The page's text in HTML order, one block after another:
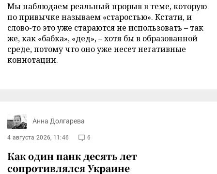
Мы наблюдаем реальный прорыв в теме, которую
по привычке называем «старостью». Кстати, и
слово-то это уже стараются не использовать – так
же, как «бабка», «дед», – хотя бы в образованной
среде, потому что оно уже несет негативные
коннотации.
Анна Долгарева
4 августа 2026, 11:46 6
Как один панк десять лет
сопротивлялся Украине